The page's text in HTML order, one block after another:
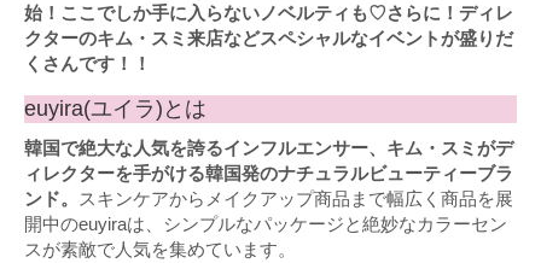
始！ここでしか手に入らないノベルティも♡さらに！ディレ
クターのキム・スミ来店などスペシャルなイベントが盛りだ
くさんです！！
euyira(ユイラ)とは
韓国で絶大な人気を誇るインフルエンサー、キム・スミがデ
ィレクターを手がける韓国発のナチュラルビューティーブラ
ンド。
スキンケアからメイクアップ商品まで幅広く商品を展
開中のeuyiraは、シンプルなパッケージと絶妙なカラーセン
スが素敵で人気を集めています。